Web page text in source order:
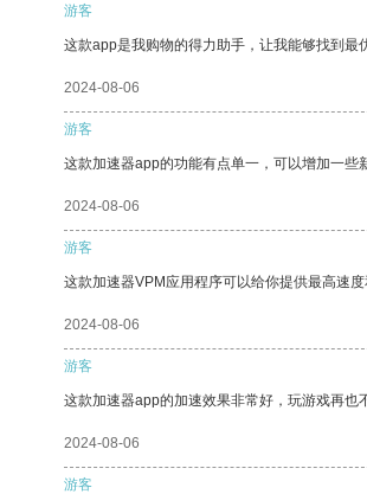
游客
这款app是我购物的得力助手，让我能够找到最
2024-08-06
游客
这款加速器app的功能有点单一，可以增加一些
2024-08-06
游客
这款加速器VPM应用程序可以给你提供最高速
2024-08-06
游客
这款加速器app的加速效果非常好，玩游戏再也
2024-08-06
游客